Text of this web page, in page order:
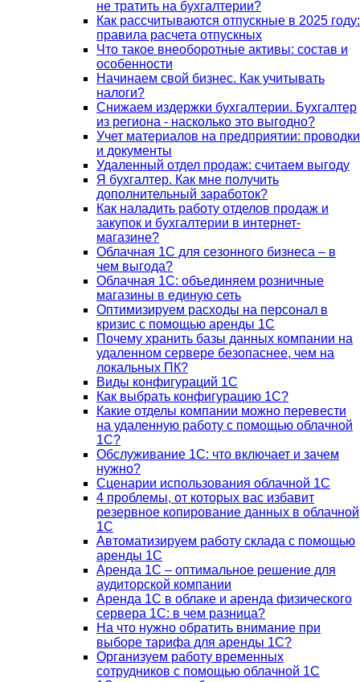
не тратить на бухгалтерии?
Как рассчитываются отпускные в 2025 году:
правила расчета отпускных
Что такое внеоборотные активы: состав и
особенности
Начинаем свой бизнес. Как учитывать
налоги?
Снижаем издержки бухгалтерии. Бухгалтер
из региона - насколько это выгодно?
Учет материалов на предприятии: проводки
и документы
Удаленный отдел продаж: считаем выгоду
Я бухгалтер. Как мне получить
дополнительный заработок?
Как наладить работу отделов продаж и
закупок и бухгалтерии в интернет-
магазине?
Облачная 1С для сезонного бизнеса – в
чем выгода?
Облачная 1С: объединяем розничные
магазины в единую сеть
Оптимизируем расходы на персонал в
кризис с помощью аренды 1С
Почему хранить базы данных компании на
удаленном сервере безопаснее, чем на
локальных ПК?
Виды конфигураций 1С
Как выбрать конфигурацию 1С?
Какие отделы компании можно перевести
на удаленную работу с помощью облачной
1С?
Обслуживание 1С: что включает и зачем
нужно?
Сценарии использования облачной 1С
4 проблемы, от которых вас избавит
резервное копирование данных в облачной
1С
Автоматизируем работу склада с помощью
аренды 1С
Аренда 1С – оптимальное решение для
аудиторской компании
Аренда 1С в облаке и аренда физического
сервера 1С: в чем разница?
На что нужно обратить внимание при
выборе тарифа для аренды 1С?
Организуем работу временных
сотрудников с помощью облачной 1С